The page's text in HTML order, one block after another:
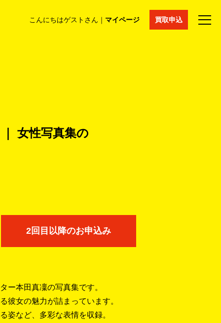
こんにちはゲストさん｜ マイページ 買取申込
コラム マイページ 採用情報 通販サイト
女性写真集の
2回目以降のお申込み
ー本田真凜の写真集です。
彼女の魅力が詰まっています。
姿など、多彩な表情を収録。